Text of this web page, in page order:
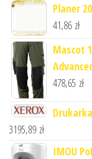
Planer
41,86 zł
Mascot
478,65 zł
3195,89 zł
IMOU